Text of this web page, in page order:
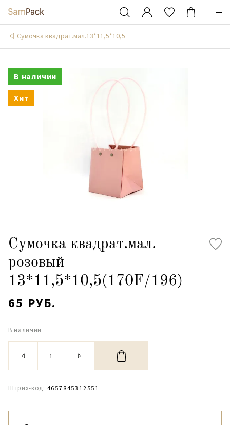
Сумочка квадрат.мал.13*11,5*10,5
В наличии
Хит
Сумочка квадрат.мал.
розовый
13*11,5*10,5(170F/196)
65 РУБ.
В наличии
Штрих-код: 4657845312551